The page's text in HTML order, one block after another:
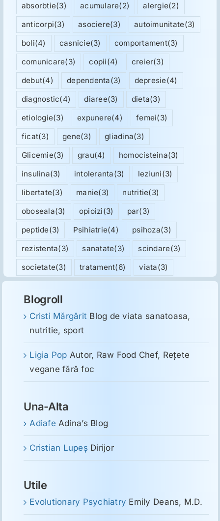
absorbtie(3) acumulare(2) alergie(2)
anticorpi(3) asociere(3) autoimunitate(3)
boli(4) casnicie(3) comportament(3)
comunicare(3) copii(4) creier(3)
debut(4) dependenta(3) depresie(4)
diagnostic(4) diaree(3) dieta(3)
etiologie(3) expunere(4) femei(3)
ficat(3) gene(3) gliadina(3)
Glicemie(3) grau(4) homocisteina(3)
insulina(3) intoleranta(3) leziuni(3)
libertate(3) manie(3) nutritie(3)
oboseala(3) opioizi(3) par(3)
peptide(3) Psihiatrie(4) psihoza(3)
rezistenta(3) sanatate(3) scindare(3)
societate(3) tratament(6) viata(3)
Blogroll
Cristi Mărgărit Blog de viata sanatoasa,
nutritie, sport
Ligia Pop Autor, Raw Food Chef, Reţete
vegane fără foc
Una-Alta
Adiafe Adina’s Blog
Cristian Lupeş Dirijor
Utile
Evolutionary Psychiatry Emily Deans, M.D.